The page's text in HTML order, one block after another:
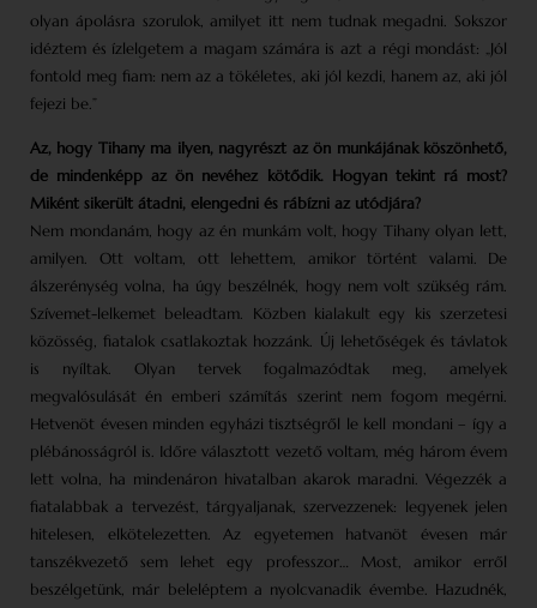
olyan ápolásra szorulok, amilyet itt nem tudnak megadni. Sokszor
idéztem és ízlelgetem a magam számára is azt a régi mondást: „Jól
fontold meg fiam: nem az a tökéletes, aki jól kezdi, hanem az, aki jól
fejezi be.”
Az, hogy Tihany ma ilyen, nagyrészt az ön munkájának köszönhető,
de mindenképp az ön nevéhez kötődik. Hogyan tekint rá most?
Miként sikerült átadni, elengedni és rábízni az utódjára?
Nem mondanám, hogy az én munkám volt, hogy Tihany olyan lett,
amilyen. Ott voltam, ott lehettem, amikor történt valami. De
álszerénység volna, ha úgy beszélnék, hogy nem volt szükség rám.
Szívemet-lelkemet beleadtam. Közben kialakult egy kis szerzetesi
közösség, fiatalok csatlakoztak hozzánk. Új lehetőségek és távlatok
is nyíltak. Olyan tervek fogalmazódtak meg, amelyek
megvalósulását én emberi számítás szerint nem fogom megérni.
Hetvenöt évesen minden egyházi tisztségről le kell mondani – így a
plébánosságról is. Időre választott vezető voltam, még három évem
lett volna, ha mindenáron hivatalban akarok maradni. Végezzék a
fiatalabbak a tervezést, tárgyaljanak, szervezzenek: legyenek jelen
hitelesen, elkötelezetten. Az egyetemen hatvanöt évesen már
tanszékvezető sem lehet egy professzor… Most, amikor erről
beszélgetünk, már beleléptem a nyolcvanadik évembe. Hazudnék,